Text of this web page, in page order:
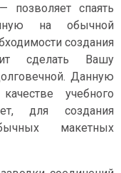
— позволяет спаять
на обычной
создания
сделать Вашу
Данную
учебного
для создания
макетных